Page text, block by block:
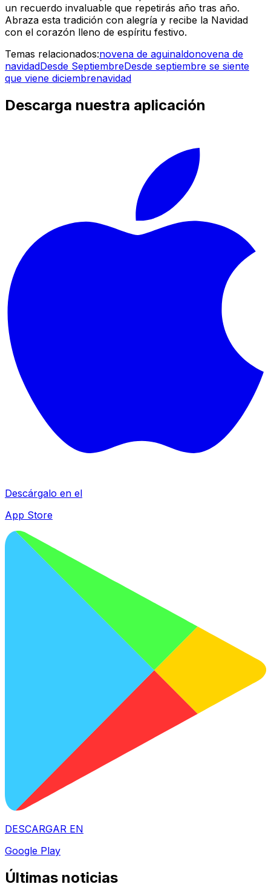
un recuerdo invaluable que repetirás año tras año.
Abraza esta tradición con alegría y recibe la Navidad
con el corazón lleno de espíritu festivo.
Temas relacionados:novena de aguinaldonovena de
navidadDesde SeptiembreDesde septiembre se siente
que viene diciembrenavidad
Descarga nuestra aplicación
Descárgalo en el
App Store
DESCARGAR EN
Google Play
Últimas noticias